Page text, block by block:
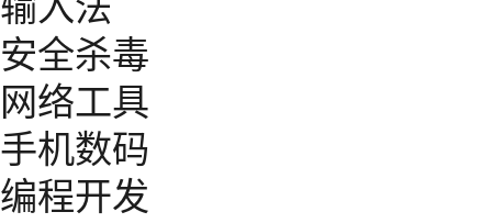
输入法
安全杀毒
网络工具
手机数码
编程开发